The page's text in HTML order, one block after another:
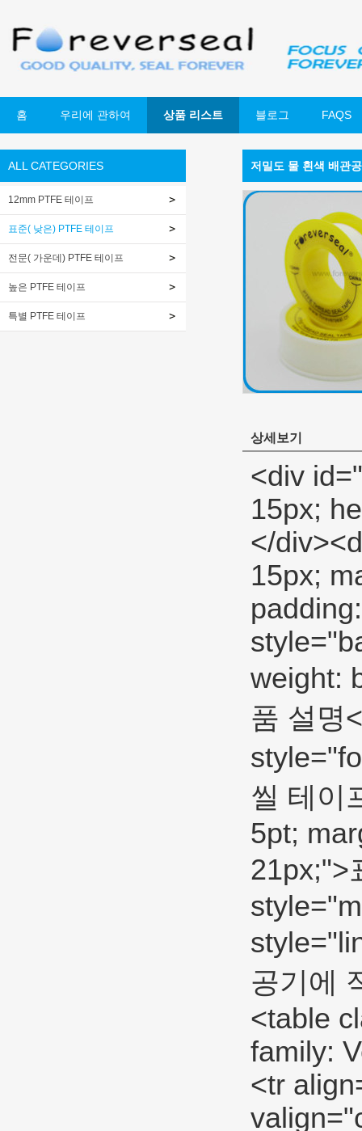
홈 우리에 관하여 상품 리스트 블로그 FAQS
ALL CATEGORIES
12mm PTFE 테이프
표준( 낮은) PTFE 테이프
전문( 가운데) PTFE 테이프
높은 PTFE 테이프
특별 PTFE 테이프
저밀도 물 흰색 배관
상세보기
<div id="ali-anchor-description" style="margin-top: 15px; height: 22px;" data-section="description">&nbsp;</div><div id="ali-title-description" style="margin-top: 15px; margin-bottom: 7px;"><div style="height: 13px; padding: 8px 0; border-bottom: 1px solid #ddd;"><span style="background-color: #ddd; color: #333; font-weight: bold; padding: 8px 15px; line-height: 13px;">제품 설명</span></div></div><p><strong><span style="font-size: 18px;">물 흰색 배관공 PTFE를 나사 씰 테이프</span></strong></p><p style="margin-top: 5pt; margin-bottom: 5pt;"><span style="line-height: 21px;">표준( 낮은) PTFE 테이프</span></p><p style="margin-top: 5pt; margin-bottom: 5pt;"><span style="line-height: 21px;">표준 등급 백색 ptfe 테이프 공기에 적합한, 물, 유압 및 저압 라인.</span></p><table class="aliDataTable" style="width: 426.1pt; font-family: Verdana, Arial, Helvetica, sans-serif;"><tbody><tr align="left"><td style="width: 167.7pt;" rowspan="5" valign="center"><p><strong><span style="line-height: 24px; font-family: Arial; font-size: 12pt;">사양:</span></strong></p></td><td style="width: 258.4pt;" valign="top"><p><span style="line-height: 24px; font-family: Arial; font-size: 12pt;">폭:</span><span style="line-height: 24px; font-family: Arial; font-size: 12pt;">12mm 19mm 25mm</span></p></td></tr><tr align="left"><td style="width: 258.4pt;" valign="top"><p><span style="line-height: 24px; font-family: Arial; font-size: 12pt;">두께:</span><span style="line-height: 24px; font-family: Arial; font-size: 12pt;">0.075mm 0.1mm 0.2mm</span></p></td></tr><tr align="left"><td style="width: 258.4pt;" valign="top"><p><span style="line-height: 24px; font-family: Arial; font-size: 12pt;">길